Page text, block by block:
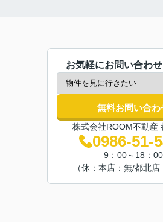
お気軽にお問い合わ
無料お問い合わ
株式会社ROOM不動産
0986-51-
9：00～18：00
（休：本店：無/都北店